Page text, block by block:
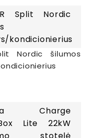
Nordic šilumos